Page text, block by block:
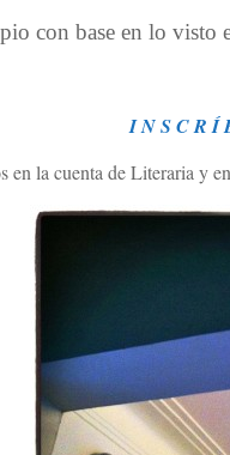
con base en lo visto
I N S C R Í
en la cuenta de Literaria y